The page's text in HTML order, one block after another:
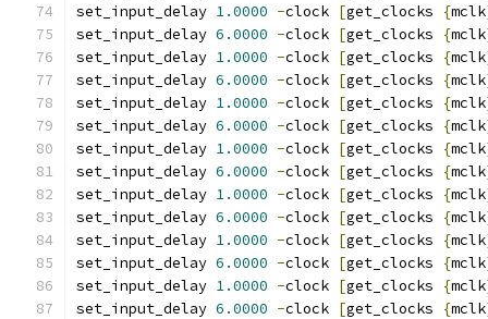
set_input_delay 1.0000 -clock [get_clocks {mclk
set_input_delay 6.0000 -clock [get_clocks {mclk
set_input_delay 1.0000 -clock [get_clocks {mclk
set_input_delay 6.0000 -clock [get_clocks {mclk
set_input_delay 1.0000 -clock [get_clocks {mclk
set_input_delay 6.0000 -clock [get_clocks {mclk
set_input_delay 1.0000 -clock [get_clocks {mclk
set_input_delay 6.0000 -clock [get_clocks {mclk
set_input_delay 1.0000 -clock [get_clocks {mclk
set_input_delay 6.0000 -clock [get_clocks {mclk
set_input_delay 1.0000 -clock [get_clocks {mclk
set_input_delay 6.0000 -clock [get_clocks {mclk
set_input_delay 1.0000 -clock [get_clocks {mclk
set_input_delay 6.0000 -clock [get_clocks {mclk